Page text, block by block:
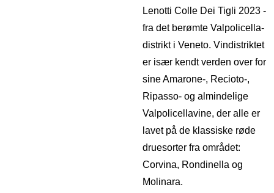
Lenotti Colle Dei Tigli 2023 -
fra det berømte Valpolicella-
distrikt i Veneto. Vindistriktet
er især kendt verden over for
sine Amarone-, Recioto-,
Ripasso- og almindelige
Valpolicellavine, der alle er
lavet på de klassiske røde
druesorter fra området:
Corvina, Rondinella og
Molinara.